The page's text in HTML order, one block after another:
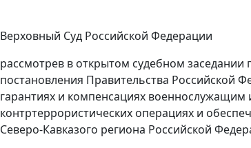
Верховный Суд Российской Федерации
рассмотрев в открытом судебном
постановления Правительства Российской
гарантиях и компенсациях
контртеррористических операциях и
Северо-Кавказого региона Российской